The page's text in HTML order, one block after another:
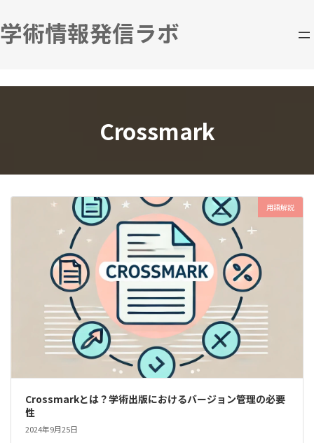
ン
テ
へ
ビ
ゲ
ョ
学術情報発信ラボ
Crossmark
用語解説
Crossmarkとは？学術出版におけるバージョン管理の必要
性
2024年9月25日